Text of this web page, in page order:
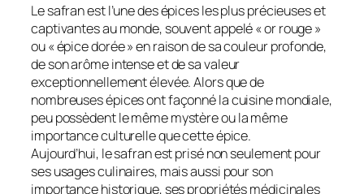
Le safran est l’une des épices les plus précieuses et
captivantes au monde, souvent appelé « or rouge »
ou « épice dorée » en raison de sa couleur profonde,
de son arôme intense et de sa valeur
exceptionnellement élevée. Alors que de
nombreuses épices ont façonné la cuisine mondiale,
peu possèdent le même mystère ou la même
importance culturelle que cette épice.
Aujourd’hui, le safran est prisé non seulement pour
ses usages culinaires, mais aussi pour son
importance historique, ses propriétés médicinales